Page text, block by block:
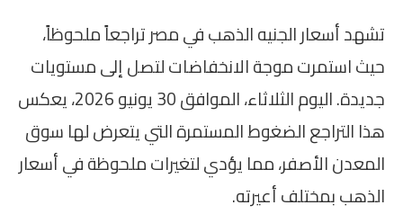
تشهد أسعار الجنيه الذهب في مصر تراجعاً ملحوظاً،
حيث استمرت موجة الانخفاضات لتصل إلى مستويات
جديدة. اليوم الثلاثاء، الموافق 30 يونيو 2026، يعكس
هذا التراجع الضغوط المستمرة التي يتعرض لها سوق
المعدن الأصفر، مما يؤدي لتغيرات ملحوظة في أسعار
الذهب بمختلف أعيرته.